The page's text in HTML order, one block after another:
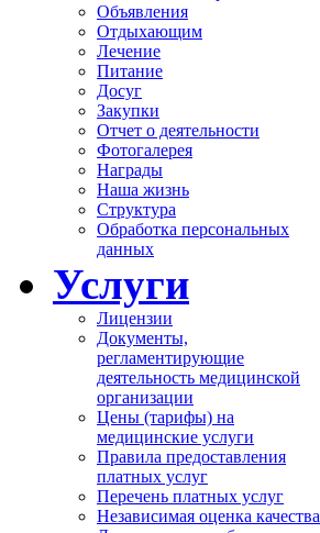
Объявления
Отдыхающим
Лечение
Питание
Досуг
Закупки
Отчет о деятельности
Фотогалерея
Награды
Наша жизнь
Структура
Обработка персональных
данных
Услуги
Лицензии
Документы,
регламентирующие
деятельность медицинской
организации
Цены (тарифы) на
медицинские услуги
Правила предоставления
платных услуг
Перечень платных услуг
Независимая оценка качества